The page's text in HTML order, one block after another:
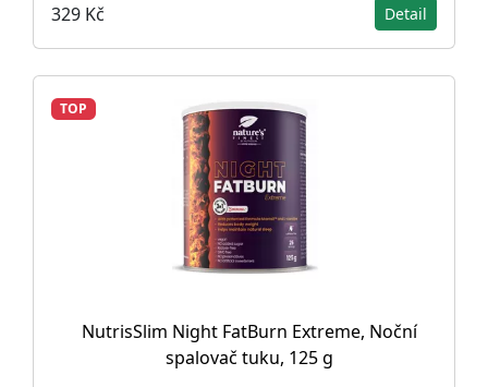
329 Kč Detail
TOP
NutrisSlim Night FatBurn Extreme, Noční
spalovač tuku, 125 g